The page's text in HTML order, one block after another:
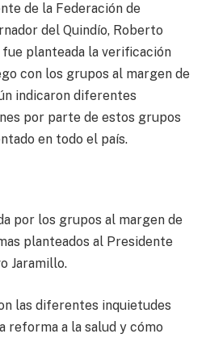
de la Federación de
del Quindío, Roberto
planteada la verificación
con los grupos al margen de
indicaron diferentes
por parte de estos grupos
en todo el país.
por los grupos al margen de
planteados al Presidente
Jaramillo.
las diferentes inquietudes
reforma a la salud y cómo